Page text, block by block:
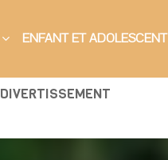
ENFANT ET ADOLESCENT
DIVERTISSEMENT